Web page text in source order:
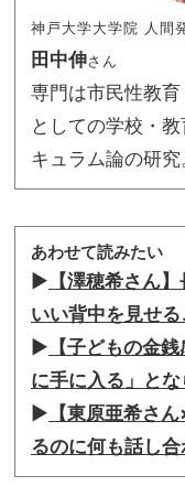
神戸大学大学院 人間
田中伸さん
専門は市民性教
としての学校・
キュラム論の研究
あわせて読みたい
▶︎ 【澤穂希さん
いい背中を見せる
▶︎ 【子どもの金
に手に入る」と
▶︎ 【東原亜希さ
るのに何も話し